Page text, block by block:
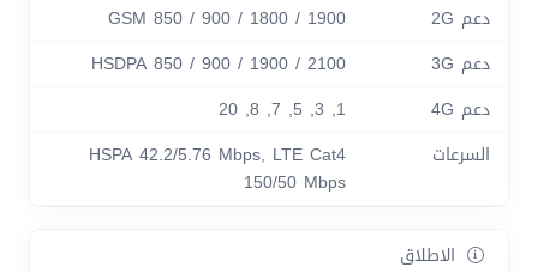
دعم 2G
GSM 850 / 900 / 1800 / 1900
دعم 3G
HSDPA 850 / 900 / 1900 / 2100
دعم 4G
1, 3, 5, 7, 8, 20
السرعات
HSPA 42.2/5.76 Mbps, LTE Cat4
150/50 Mbps
الاطلاق